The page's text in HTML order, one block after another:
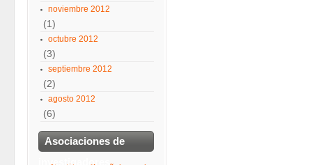
noviembre 2012
(1)
octubre 2012
(3)
septiembre 2012
(2)
agosto 2012
(6)
Asociaciones de
investigadores